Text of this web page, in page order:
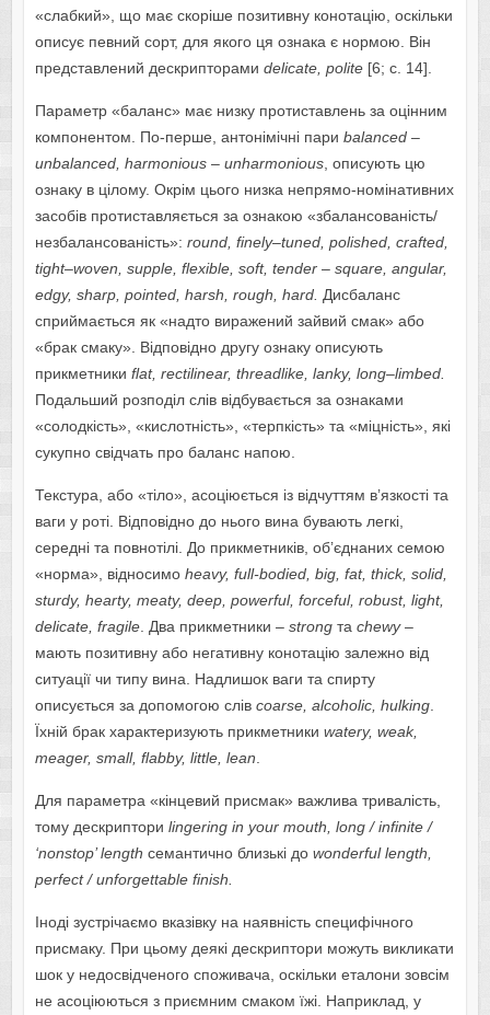
«слабкий», що має скоріше позитивну конотацію, оскільки
описує певний сорт, для якого ця ознака є нормою. Він
представлений дескрипторами delicate, polite [6; c. 14].
Параметр «баланс» має низку протиставлень за оцінним
компонентом. По-перше, антонімічні пари balanced–
unbalanced, harmonious– unharmonious, описують цю
ознаку в цілому. Окрім цього низка непрямо-номінативних
засобів протиставляється за ознакою «збалансованість/
незбалансованість»: round, finely–tuned, polished, crafted,
tight–woven, supple, flexible, soft, tender– square, angular,
edgy, sharp, pointed, harsh, rough, hard. Дисбаланс
сприймається як «надто виражений зайвий смак» або
«брак смаку». Відповідно другу ознаку описують
прикметники flat, rectilinear, threadlike, lanky, long–limbed.
Подальший розподіл слів відбувається за ознаками
«солодкість», «кислотність», «терпкість» та «міцність», які
сукупно свідчать про баланс напою.
Текстура, або «тіло», асоціюється із відчуттям в’язкості та
ваги у роті. Відповідно до нього вина бувають легкі,
середні та повнотілі. До прикметників, об’єднаних семою
«норма», відносимо heavy, full-bodied, big, fat, thick, solid,
sturdy, hearty, meaty, deep, powerful, forceful, robust, light,
delicate, fragile. Два прикметники – strongта chewy–
мають позитивну або негативну конотацію залежно від
ситуації чи типу вина. Надлишок ваги та спирту
описується за допомогою слів coarse, alcoholic, hulking.
Їхній брак характеризують прикметники watery, weak,
meager, small, flabby, little, lean.
Для параметра «кінцевий присмак» важлива тривалість,
тому дескриптори lingering in your mouth, long/infinite/
‘nonstop’length семантично близькі до wonderful length,
perfect/unforgettable finish.
Іноді зустрічаємо вказівку на наявність специфічного
присмаку. При цьому деякі дескриптори можуть викликати
шок у недосвідченого споживача, оскільки еталони зовсім
не асоціюються з приємним смаком їжі. Наприклад, у